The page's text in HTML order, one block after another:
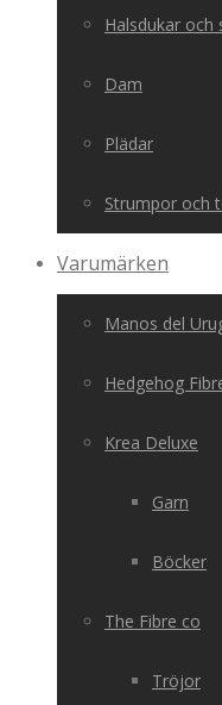
Halsdukar och
Dam
Plädar
Strumpor och
Varumärken
Manos del
Hedgehog
Krea Deluxe
Garn
Böcker
The Fibre co
Tröjor